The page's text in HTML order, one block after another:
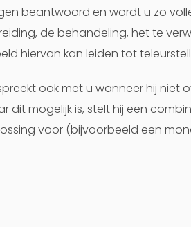
beantwoord en wordt u zo
de behandeling, het te
hiervan kan leiden tot
ook met u wanneer hij niet
dit mogelijk is, stelt hij een
voor (bijvoorbeeld een